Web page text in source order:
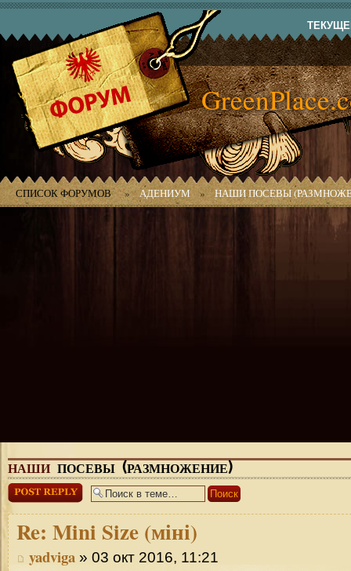
СПИСОК ФОРУМОВ » АДЕНИУМ » НАШИ ПОСЕВЫ
НАШИ ПОСЕВЫ (РАЗМНОЖЕНИЕ)
Ответить
Re: Mini Size (міні)
yadviga » 03 окт 2016, 11:21